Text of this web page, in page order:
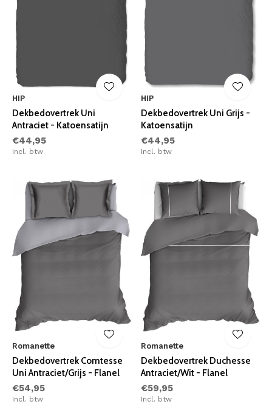
HIP
Dekbedovertrek Uni
Antraciet - Katoensatijn
€44,95
Incl. btw
HIP
Dekbedovertrek Uni Grijs -
Katoensatijn
€44,95
Incl. btw
Romanette
Dekbedovertrek Comtesse
Uni Antraciet/Grijs - Flanel
€54,95
Incl. btw
Romanette
Dekbedovertrek Duchesse
Antraciet/Wit - Flanel
€59,95
Incl. btw